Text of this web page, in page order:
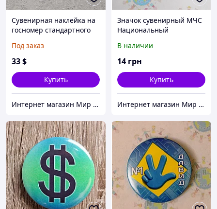
Сувенирная наклейка на
госномер стандартного
Под заказ
33$
Купить
Интернет магазин Мир стендов. Товары из Украины
Значок сувенирный МЧС
Национальный
В наличии
14 грн
Купить
Интернет магазин Мир стендов. Товары из Украины